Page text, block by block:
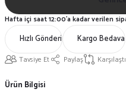
Hızlı Gönderi Kargo Bedava
Tavsiye Et Paylaş
Hafta içi saat 12:00'a kadar verilen
Ürün Bilgisi